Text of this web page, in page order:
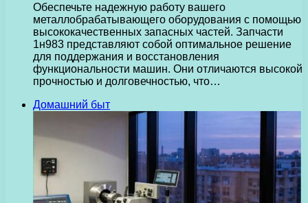
Обеспечьте надежную работу вашего
металлобрабатывающего оборудования с помощью
высококачественных запасных частей. Запчасти
1н983 представляют собой оптимальное решение
для поддержания и восстановления
функциональности машин. Они отличаются высокой
прочностью и долговечностью, что…
Домашний быт